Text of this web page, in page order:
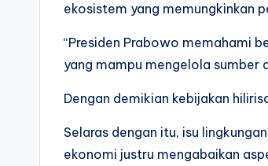
ekosistem yang memungkinkan
“Presiden Prabowo memahami
yang mampu mengelola sumber
Dengan demikian kebijakan
Selaras dengan itu, isu
ekonomi justru mengabaikan